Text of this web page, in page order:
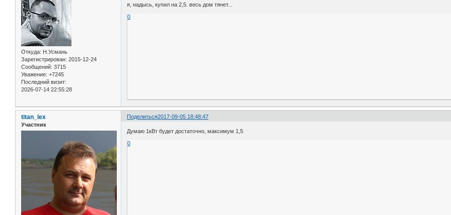
Откуда: Н.Усмань
Зарегистрирован: 2015-12-24
Сообщений: 3715
Уважение: +7245
Последний визит:
2026-07-14 22:55:28
я, надысь, купил на 2,5. весь дом тянет...
0
Поделиться2017-09-05 18:48:47
titan_lex
Участник
Думаю 1кВт будет достаточно, максимум 1,5
0